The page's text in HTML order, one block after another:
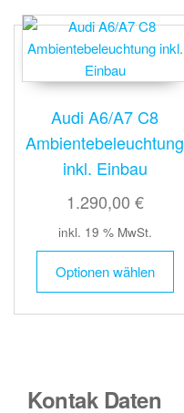
Audi A6/A7 C8
Ambientebeleuchtung
inkl. Einbau
1.290,00 €
inkl. 19 % MwSt.
Optionen wählen
Kontak Daten